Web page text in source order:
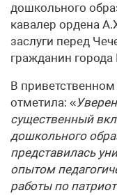
дошкольного
кавалер ордена
заслуги перед
гражданин города
В
отметила: «
существенный
дошкольного
представилась
опытом
работы по